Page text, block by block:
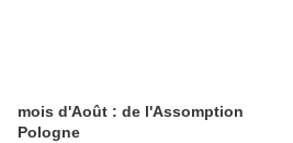
mois d'Août : de l'Assomption
Pologne